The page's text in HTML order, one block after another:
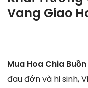
Vang Giao
Mua Hoa Chia
đau đớn và hi sinh,